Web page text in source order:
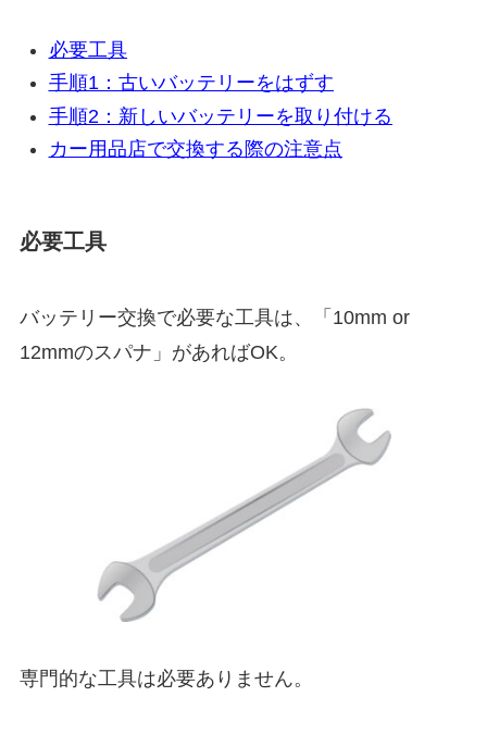
必要工具
手順1：古いバッテリーをはずす
手順2：新しいバッテリーを取り付ける
カー用品店で交換する際の注意点
必要工具
バッテリー交換で必要な工具は、「10mm or
12mmのスパナ」があればOK。
専門的な工具は必要ありません。